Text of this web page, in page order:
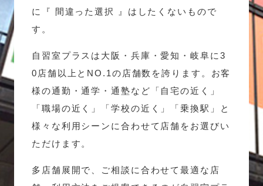
に『 間違った選択 』はしたくないもので
す。
自習室プラスは大阪・兵庫・愛知・岐阜に3
0店舗以上とNO.1の店舗数を誇ります。お客
様の通勤・通学・通塾など「自宅の近く」
「職場の近く」「学校の近く」「乗換駅」と
様々な利用シーンに合わせて店舗をお選びい
ただけます。
多店舗展開で、ご相談に合わせて最適な店